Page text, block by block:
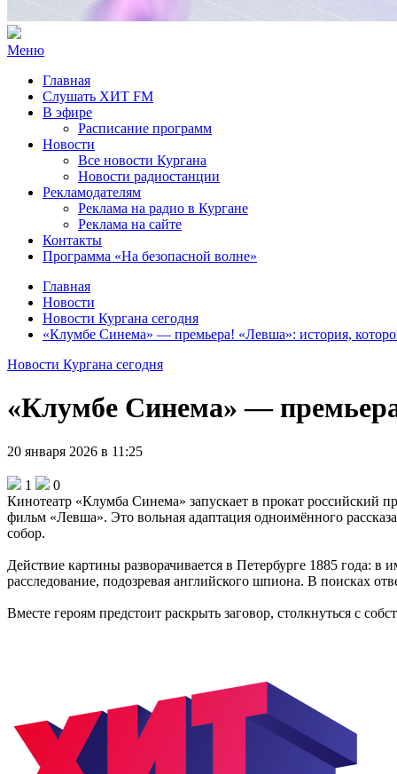
Меню
Главная
Слушать ХИТ FM
В эфире
Расписание программ
Новости
Все новости Кургана
Новости радиостанции
Рекламодателям
Реклама на радио в Кургане
Реклама на сайте
Контакты
Программа «На безопасной волне»
Главная
Новости
Новости Кургана сегодня
«Клумбе Синема» — премьера! «Левша»: история,
Новости Кургана сегодня
«Клумбе Синема» —
20 января 2026 в 11:25
1
0
Кинотеатр «Клумба Синема» запускает в прокат российский
фильм «Левша». Это вольная адаптация одноимённого
собор.
Действие картины разворачивается в Петербурге 1885 года:
расследование, подозревая английского шпиона. В поисках
Вместе героям предстоит раскрыть заговор, столкнуться с